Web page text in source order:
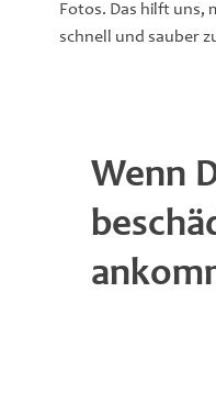
Fotos. Das hilft uns,
schnell und sauber
Wenn